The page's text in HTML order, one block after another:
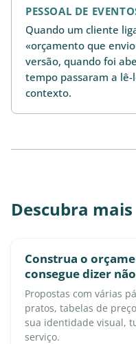
PESSOAL DE
Quando um cliente
«orçamento que
versão, quando foi
tempo passaram a lê-
contexto.
Descubra mais
Construa o
consegue dizer não
Propostas com várias
pratos, tabelas de
sua identidade visual,
serviço.